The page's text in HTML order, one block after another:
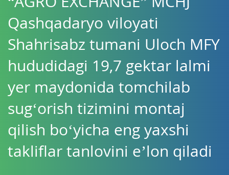
Qashqadaryo viloyati
Shahrisabz tumani Uloch MFY
hududidagi 19,7 gektar lalmi
yer maydonida tomchilab
sug‘orish tizimini montaj
qilish bo‘yicha eng yaxshi
takliflar tanlovini eʼlon qiladi